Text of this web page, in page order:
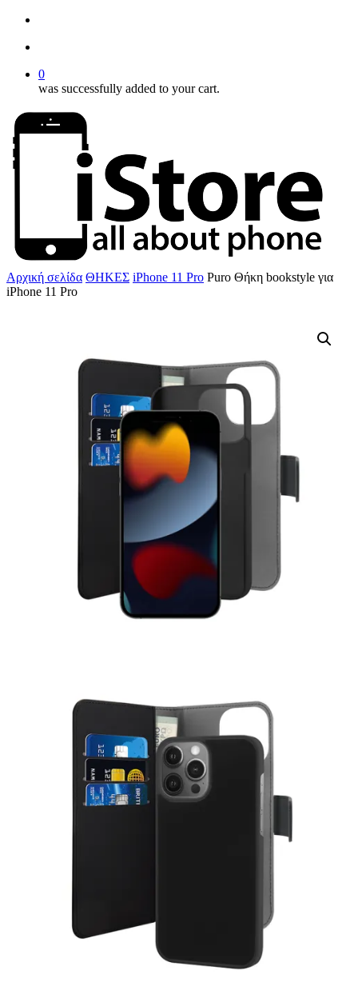
0
was successfully added to your cart.
Αρχική σελίδα ΘΗΚΕΣ iPhone 11 Pro Puro Θήκη bookstyle για
iPhone 11 Pro